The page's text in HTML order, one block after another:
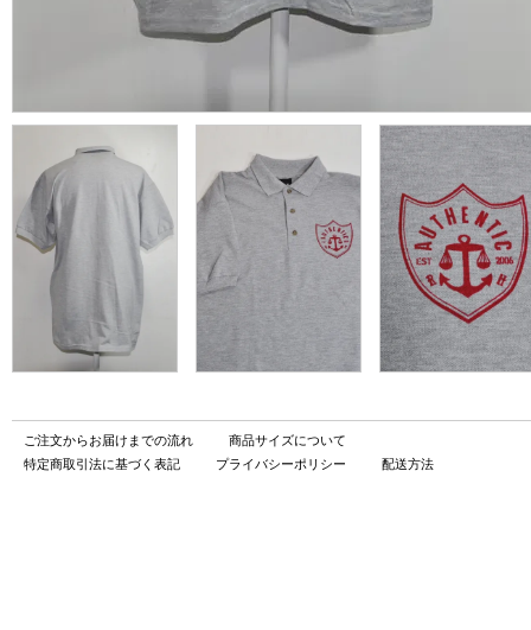
ご注文からお届けまでの流れ
商品サイズについて
特定商取引法に基づく表記
プライバシーポリシー 配送方法